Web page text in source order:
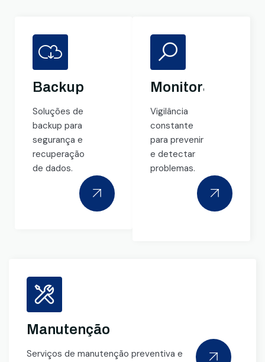
Backup
Soluções de
backup para
segurança e
recuperação
de dados.
Monitoramento
Vigilância
constante
para prevenir
e detectar
problemas.
Manutenção
Serviços de manutenção preventiva e